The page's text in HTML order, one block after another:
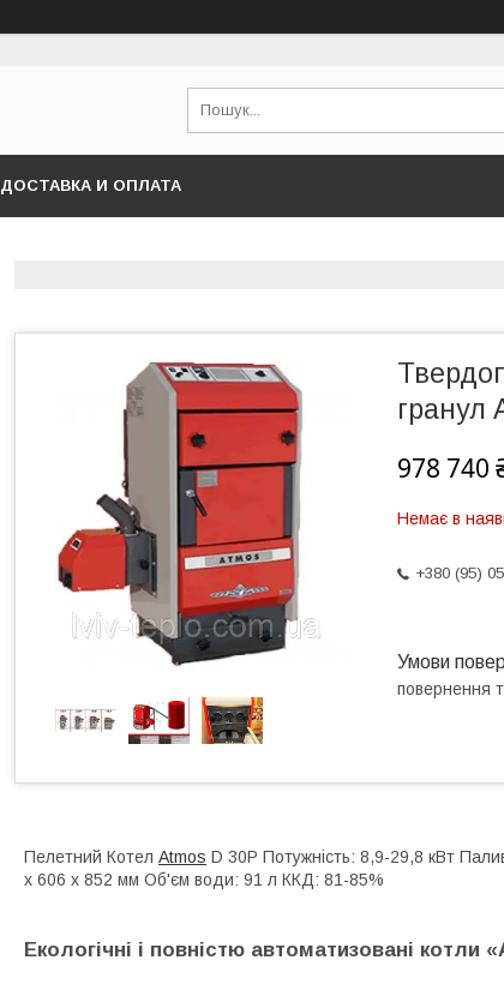
ДОСТАВКА И ОПЛАТА
гранул
978 740
Немає в
+380 (95)
повернення
Пелетний Котел Atmos D 30P Потужність: 8,9-29,8 кВт
х 606 х 852 мм Об'єм води: 91 л ККД: 81-85%
Екологічні і повністю автоматизовані котли